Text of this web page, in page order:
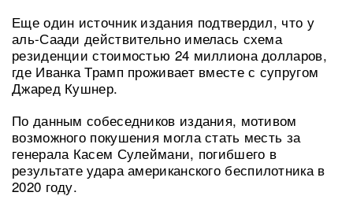
Еще один источник издания подтвердил, что у
аль-Саади действительно имелась схема
резиденции стоимостью 24 миллиона долларов,
где Иванка Трамп проживает вместе с супругом
Джаред Кушнер.
По данным собеседников издания, мотивом
возможного покушения могла стать месть за
генерала Касем Сулеймани, погибшего в
результате удара американского беспилотника в
2020 году.